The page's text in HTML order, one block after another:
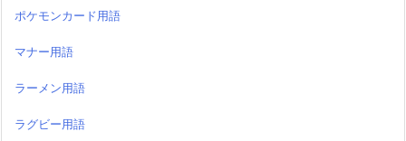
ポケモンカード用語
マナー用語
ラーメン用語
ラグビー用語